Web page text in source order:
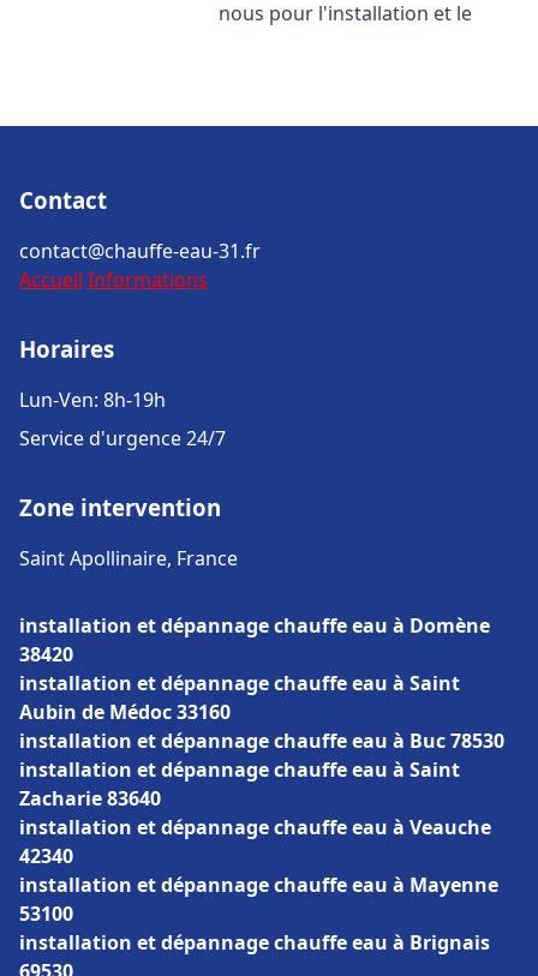
nous pour l'installation et le
Contact
contact@chauffe-eau-31.fr
Accueil Informations
Horaires
Lun-Ven: 8h-19h
Service d'urgence 24/7
Zone intervention
Saint Apollinaire, France
installation et dépannage chauffe eau à Domène
38420
installation et dépannage chauffe eau à Saint
Aubin de Médoc 33160
installation et dépannage chauffe eau à Buc 78530
installation et dépannage chauffe eau à Saint
Zacharie 83640
installation et dépannage chauffe eau à Veauche
42340
installation et dépannage chauffe eau à Mayenne
53100
installation et dépannage chauffe eau à Brignais